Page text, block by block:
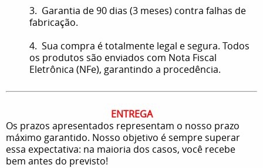
3. Garantia de 90 dias (3 meses) contra falhas de
fabricação.
4. Sua compra é totalmente legal e segura. Todos
os produtos são enviados com Nota Fiscal
Eletrônica (NFe), garantindo a procedência.
ENTREGA
Os prazos apresentados representam o nosso prazo
máximo garantido. Nosso objetivo é sempre superar
essa expectativa: na maioria dos casos, você recebe
bem antes do previsto!